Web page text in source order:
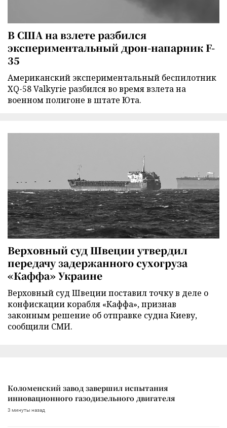
В США на взлете разбился
экспериментальный дрон-напарник F-
35
Американский экспериментальный беспилотник
XQ-58 Valkyrie разбился во время взлета на
военном полигоне в штате Юта.
Верховный суд Швеции утвердил
передачу задержанного сухогруза
«Каффа» Украине
Верховный суд Швеции поставил точку в деле о
конфискации корабля «Каффа», признав
законным решение об отправке судна Киеву,
сообщили СМИ.
Коломенский завод завершил испытания
инновационного газодизельного двигателя
3 минуты назад